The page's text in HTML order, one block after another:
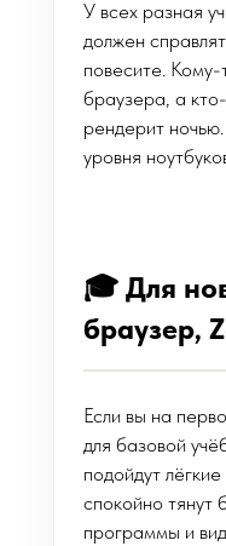
У всех разная
должен
повесите.
браузера, а
рендерит
уровня
🎓 Для
браузер,
Если вы на
для базовой
подойдут
спокойно тянут
программы и